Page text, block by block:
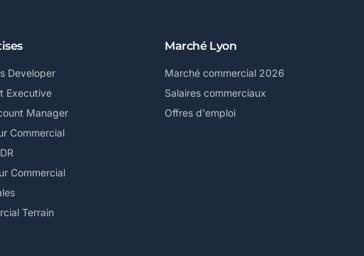
Developer
Executive
Manager
Commercial
Commercial
Terrain
Marché Lyon
Marché commercial 2026
Salaires commerciaux
Offres d'emploi